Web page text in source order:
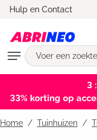
Hulp en Contact
3
33% korting op
Home Tuinhuizen /